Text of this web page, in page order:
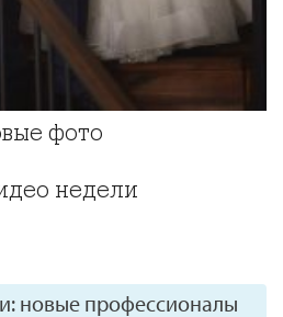
фото
недели
новые профессионалы